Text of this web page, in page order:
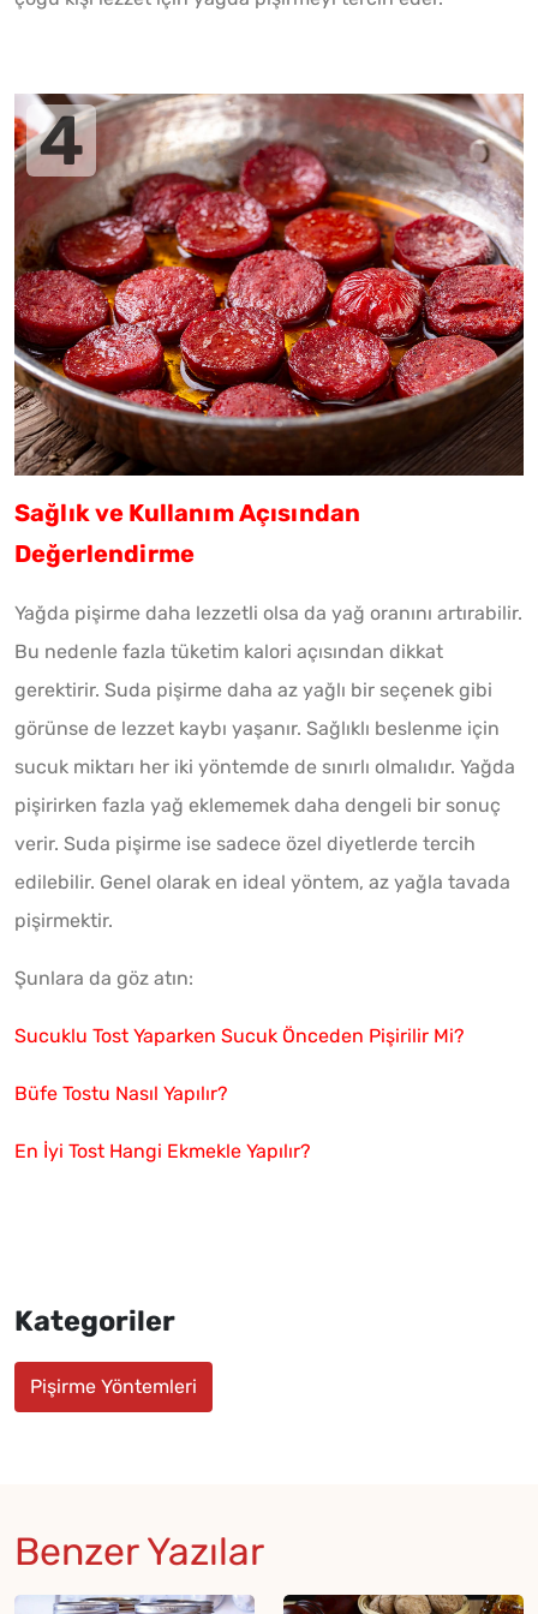
Sağlık ve Kullanım Açısından
Değerlendirme
Yağda pişirme daha lezzetli olsa da yağ oranını artırabilir.
Bu nedenle fazla tüketim kalori açısından dikkat
gerektirir. Suda pişirme daha az yağlı bir seçenek gibi
görünse de lezzet kaybı yaşanır. Sağlıklı beslenme için
sucuk miktarı her iki yöntemde de sınırlı olmalıdır. Yağda
pişirirken fazla yağ eklememek daha dengeli bir sonuç
verir. Suda pişirme ise sadece özel diyetlerde tercih
edilebilir. Genel olarak en ideal yöntem, az yağla tavada
pişirmektir.
Şunlara da göz atın:
Sucuklu Tost Yaparken Sucuk Önceden Pişirilir Mi?
Büfe Tostu Nasıl Yapılır?
En İyi Tost Hangi Ekmekle Yapılır?
Kategoriler
Pişirme Yöntemleri
Benzer Yazılar